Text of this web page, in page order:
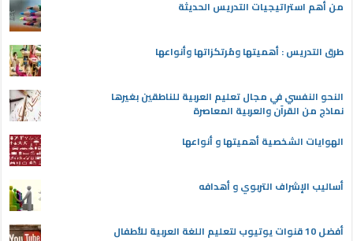
من أهم استراتيجيات التدريس الحديثة
طرق التدريس : أهميتها ومُرتكزاتها وأنواعها
النحو النفسي في مجال تعليم العربية للناطقين بغيرها
نماذج من القرآن والعربية المعاصرة
الهوايات الشخصية أهميتها و أنواعها
أساليب الإشراف التربوي و أهدافه
أفضل 10 قنوات يوتيوب لتعليم اللغة العربية للأطفال